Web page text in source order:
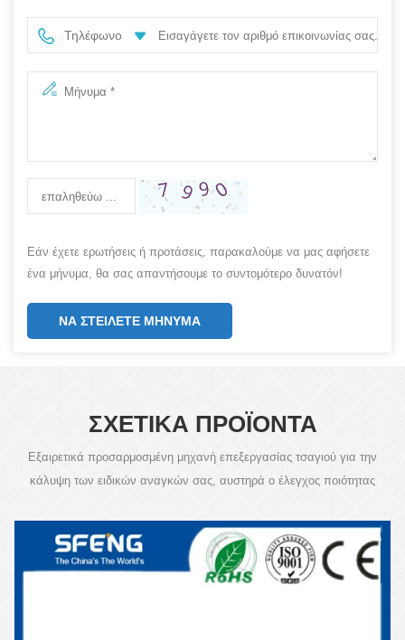
Τηλέφωνο
Εάν έχετε ερωτήσεις ή προτάσεις, παρακαλούμε να μας αφήσετε
ένα μήνυμα, θα σας απαντήσουμε το συντομότερο δυνατόν!
ΝΑ ΣΤΕΊΛΕΤΕ ΜΉΝΥΜΑ
ΣΧΕΤΙΚΑ ΠΡΟΪΟΝΤΑ
Εξαιρετικά προσαρμοσμένη μηχανή επεξεργασίας τσαγιού για την
κάλυψη των ειδικών αναγκών σας, αυστηρά ο έλεγχος ποιότητας